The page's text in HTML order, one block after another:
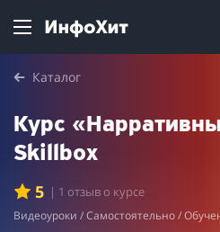
Каталог
Курс
Skillbox
5 | 1 отзыв о курсе
Видеоуроки / Самостоятельно /